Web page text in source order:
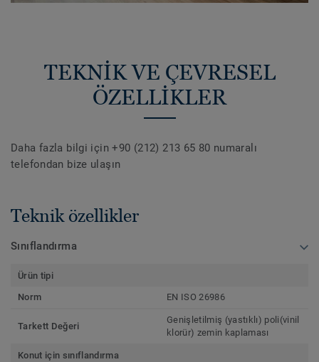
TEKNİK VE ÇEVRESEL
ÖZELLİKLER
Daha fazla bilgi için +90 (212) 213 65 80 numaralı
telefondan bize ulaşın
Teknik özellikler
Sınıflandırma
Ürün tipi
Norm
EN ISO 26986
Tarkett Değeri
Genişletilmiş (yastıklı) poli(vinil
klorür) zemin kaplaması
Konut için sınıflandırma